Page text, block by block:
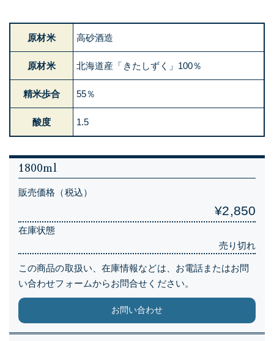
原材米 高砂酒造
原材米 北海道産「きたしずく」100％
精米歩合 55％
酸度 1.5
1800ml
販売価格（税込）
¥2,850
在庫状態
売り切れ
この商品の取扱い、在庫情報などは、お電話またはお問
い合わせフォームからお問合せください。
お問い合わせ